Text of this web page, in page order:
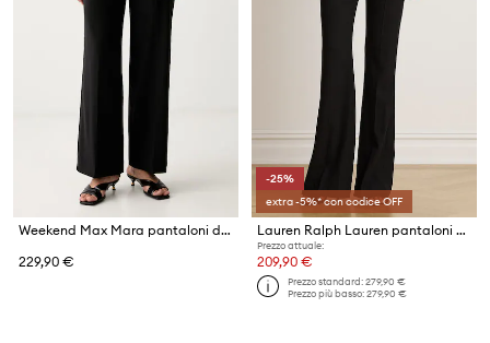
Weekend Max Mara pantaloni da donna in lana WKDVISIVO
229,90 €
-25%
extra -5%* con codice OFF
Lauren Ralph Lauren pantaloni straight da donna
Prezzo attuale:
209,90 €
Prezzo standard:279,90 €
Prezzo più basso:279,90 €